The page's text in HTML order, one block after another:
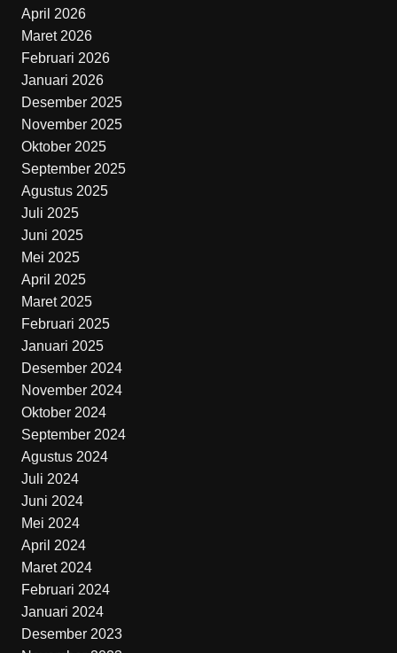
April 2026
Maret 2026
Februari 2026
Januari 2026
Desember 2025
November 2025
Oktober 2025
September 2025
Agustus 2025
Juli 2025
Juni 2025
Mei 2025
April 2025
Maret 2025
Februari 2025
Januari 2025
Desember 2024
November 2024
Oktober 2024
September 2024
Agustus 2024
Juli 2024
Juni 2024
Mei 2024
April 2024
Maret 2024
Februari 2024
Januari 2024
Desember 2023